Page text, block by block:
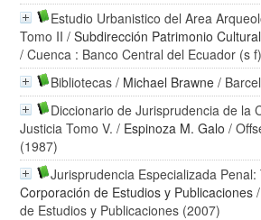
Estudio Urbanistico del Area
Tomo II /Subdirección Patrimonio
/ Cuenca : Banco Central del Ecuador (s f)
Bibliotecas / Michael Brawne /
Diccionario de Jurisprudencia de la
Justicia Tomo V. / Espinoza M. Galo /
(1987)
Jurisprudencia Especializada Penal:
Corporación de Estudios y Publicaciones
de Estudios y Publicaciones (2007)